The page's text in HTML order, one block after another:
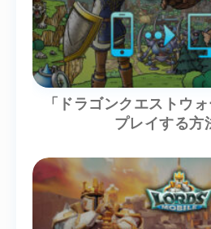
「ドラゴンクエストウ
プレイする方